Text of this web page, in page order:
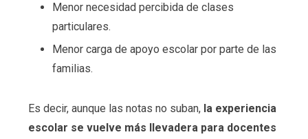
Menor necesidad percibida de clases
particulares.
Menor carga de apoyo escolar por parte de las
familias.
Es decir, aunque las notas no suban, la experiencia
escolar se vuelve más llevadera para docentes